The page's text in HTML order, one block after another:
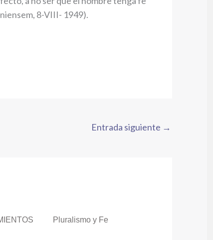
8-VIII- 1949).
Entrada siguiente →
Pluralismo y Fe